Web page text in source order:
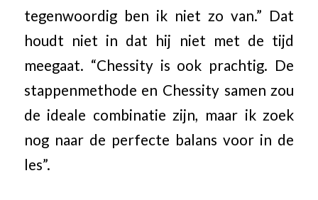
tegenwoordig ben ik niet zo van.” Dat
houdt niet in dat hij niet met de tijd
meegaat. “Chessity is ook prachtig. De
stappenmethode en Chessity samen zou
de ideale combinatie zijn, maar ik zoek
nog naar de perfecte balans voor in de
les”.